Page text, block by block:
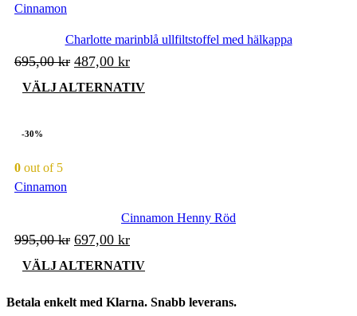
Cinnamon
Charlotte marinblå ullfiltstoffel med hälkappa
695,00kr Det
ursprungliga
priset
487,00 krDet
nuvarande
priset
VÄLJ ALTERNATIV
kan
-30%
0 out of 5
Cinnamon
Cinnamon Henny Röd
995,00kr Det
ursprungliga
var:
697,00 krDet
nuvarande
är:
VÄLJ ALTERNATIV
har
Betala enkelt med Klarna. Snabb leverans.